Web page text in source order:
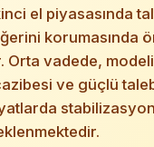
el piyasasında
korumasında
Orta vadede,
ve güçlü